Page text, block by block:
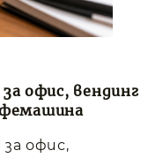
офис, вендинг
офис,